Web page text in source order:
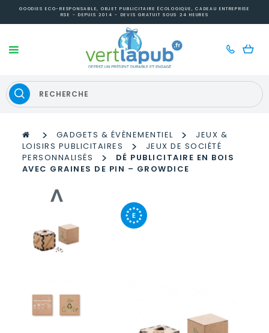
GOODIES ECO-RESPONSABLE, OBJET PUBLICITAIRE ÉCOLOGIQUE, CADEAU ENTREPRISE
RSE - DEPUIS 2014 - DEVIS GRATUIT SOUS 24 HEURES
> GADGETS & ÉVÈNEMENTIEL >
JEUX &
LOISIRS PUBLICITAIRES
>
JEUX DE SOCIÉTÉ
PERSONNALISÉS
>
DÉ PUBLICITAIRE EN BOIS
AVEC GRAINES DE PIN – GROWDICE